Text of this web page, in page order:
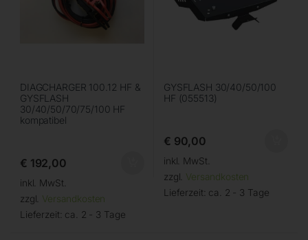
DIAGCHARGER 100.12 HF &
GYSFLASH
30/40/50/70/75/100 HF
kompatibel
€ 192,00
inkl. MwSt.
zzgl. Versandkosten
Lieferzeit: ca. 2 - 3 Tage
GYSFLASH 30/40/50/100
HF (055513)
€ 90,00
inkl. MwSt.
zzgl. Versandkosten
Lieferzeit: ca. 2 - 3 Tage